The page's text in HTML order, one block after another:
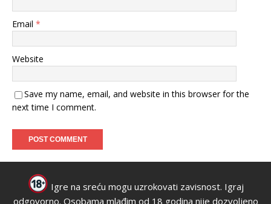
Email *
Website
Save my name, email, and website in this browser for the
next time I comment.
Igre na sreću mogu uzrokovati zavisnost. Igraj
odgovorno. Osobama mlađim od 18 godina nije dozvoljeno